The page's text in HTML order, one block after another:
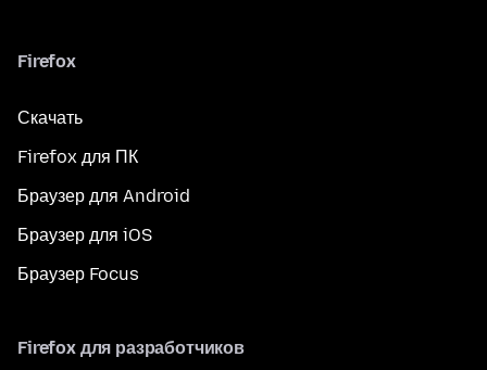
Firefox
Скачать
Firefox для ПК
Браузер для Android
Браузер для iOS
Браузер Focus
Firefox для разработчиков